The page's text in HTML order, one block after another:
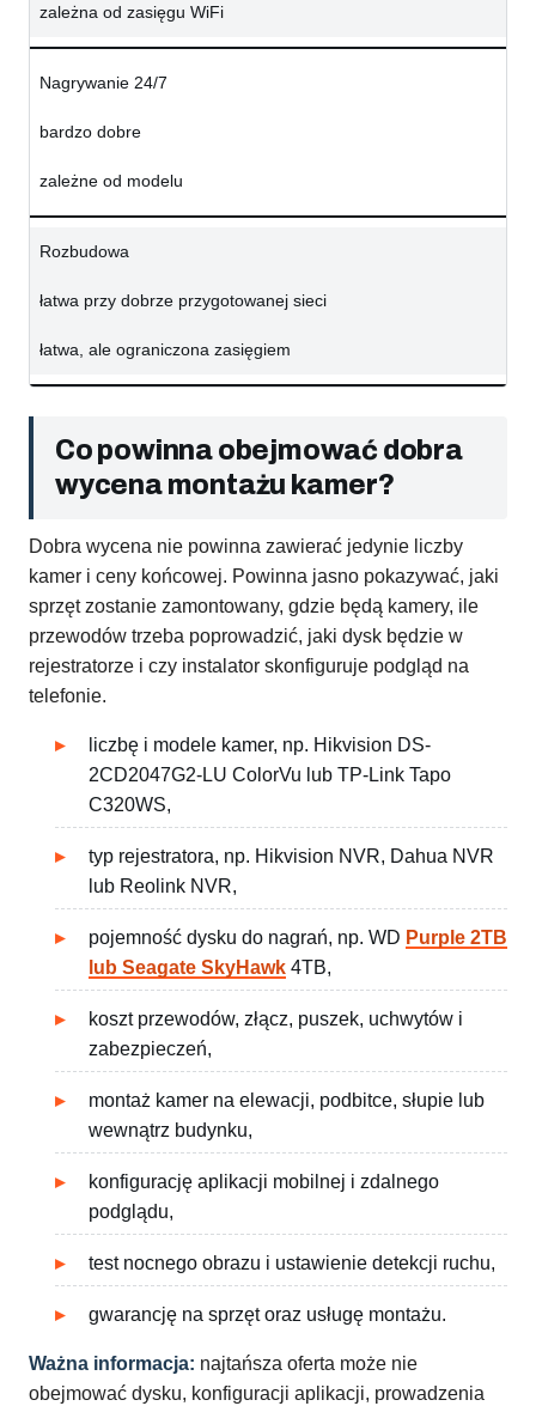
zależna od zasięgu WiFi
Nagrywanie 24/7
bardzo dobre
zależne od modelu
Rozbudowa
łatwa przy dobrze przygotowanej sieci
łatwa, ale ograniczona zasięgiem
Co powinna obejmować dobra
wycena montażu kamer?
Dobra wycena nie powinna zawierać jedynie liczby
kamer i ceny końcowej. Powinna jasno pokazywać, jaki
sprzęt zostanie zamontowany, gdzie będą kamery, ile
przewodów trzeba poprowadzić, jaki dysk będzie w
rejestratorze i czy instalator skonfiguruje podgląd na
telefonie.
liczbę i modele kamer, np. Hikvision DS-
2CD2047G2-LU ColorVu lub TP-Link Tapo
C320WS,
typ rejestratora, np. Hikvision NVR, Dahua NVR
lub Reolink NVR,
pojemność dysku do nagrań, np. WD Purple 2TB
lub Seagate SkyHawk 4TB,
koszt przewodów, złącz, puszek, uchwytów i
zabezpieczeń,
montaż kamer na elewacji, podbitce, słupie lub
wewnątrz budynku,
konfigurację aplikacji mobilnej i zdalnego
podglądu,
test nocnego obrazu i ustawienie detekcji ruchu,
gwarancję na sprzęt oraz usługę montażu.
Ważna informacja: najtańsza oferta może nie
obejmować dysku, konfiguracji aplikacji, prowadzenia